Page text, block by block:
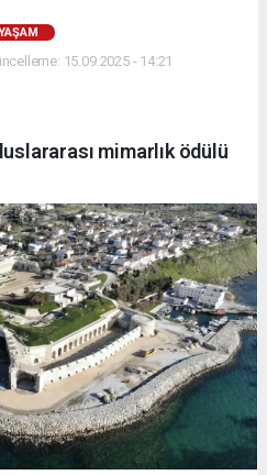
15.09.2025 - 14:21
mimarlık ödülü